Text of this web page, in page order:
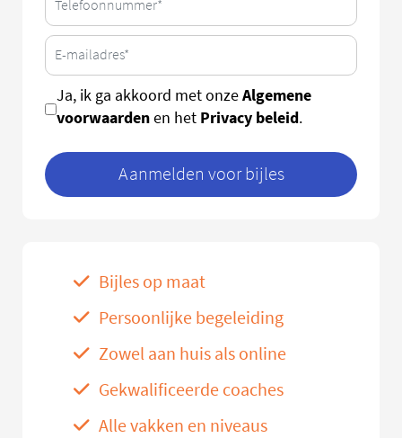
Ja, ik ga akkoord met onzeAlgemene
voorwaardenen het Privacy beleid.
Aanmelden voor bijles
Bijles op maat
Persoonlijke begeleiding
Zowel aan huis als online
Gekwalificeerde coaches
Alle vakken en niveaus